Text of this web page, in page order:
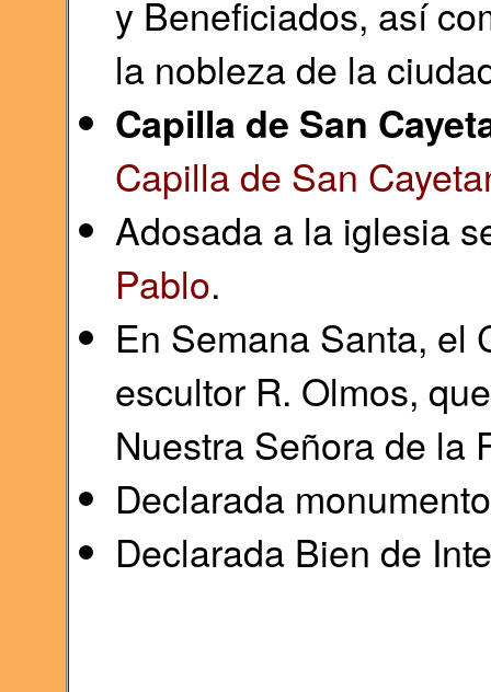
y Beneficiados, así
la nobleza de la
Capilla de San
Capilla de San
Adosada a la iglesia
Pablo.
En Semana Santa, el
escultor R. Olmos,
Nuestra Señora de la
Declarada
Declarada Bien de